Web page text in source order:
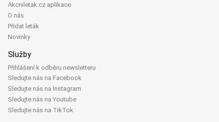
Akcniletak.cz aplikace
O nás
Přidat leták
Novinky
Služby
Přihlášení k odběru newsletteru
Sledujte nás na Facebook
Sledujte nás na Instagram
Sledujte nás na Youtube
Sledujte nás na TikTok